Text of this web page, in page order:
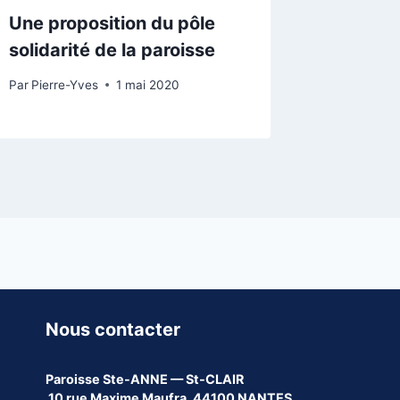
Une proposition du pôle
solidarité de la paroisse
Par Pierre-Yves 1 mai 2020
Nous contacter
Paroisse Ste-ANNE — St-CLAIR